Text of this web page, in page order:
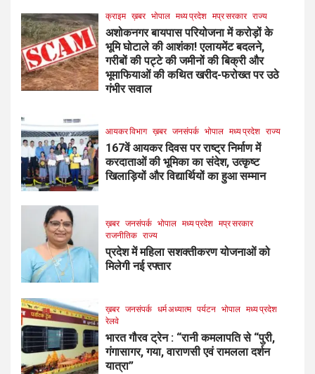
क्राइम ख़बर भोपाल मध्य प्रदेश मप्र सरकार राज्य
अशोकनगर बायपास परियोजना में करोड़ों के
भूमि घोटाले की आशंका! एलायमेंट बदलने,
गरीबों की पट्टे की जमीनों की बिक्री और
भूमाफियाओं की कथित खरीद-फरोख्त पर उठे
गंभीर सवाल
आयकर विभाग ख़बर जनसंपर्क भोपाल मध्य प्रदेश राज्य
167वें आयकर दिवस पर राष्ट्र निर्माण में
करदाताओं की भूमिका का संदेश, उत्कृष्ट
खिलाड़ियों और विद्यार्थियों का हुआ सम्मान
ख़बर जनसंपर्क भोपाल मध्य प्रदेश मप्र सरकार
राजनीतिक राज्य
प्रदेश में महिला सशक्तीकरण योजनाओं को
मिलेगी नई रफ्तार
ख़बर जनसंपर्क धर्म अध्यात्म पर्यटन भोपाल मध्य प्रदेश
रेलवे
भारत गौरव ट्रेन : “रानी कमलापति से “पुरी,
गंगासागर, गया, वाराणसी एवं रामलला दर्शन
यात्रा”